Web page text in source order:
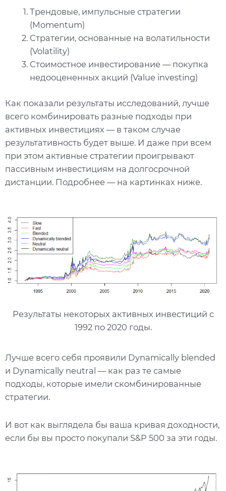
Трендовые, импульсные стратегии
(Momentum)
Стратегии, основанные на волатильности
(Volatility)
Стоимостное инвестирование — покупка
недооцененных акций (Value investing)
Как показали результаты исследований, лучше
всего комбинировать разные подходы при
активных инвестициях — в таком случае
результативность будет выше. И даже при всем
при этом активные стратегии проигрывают
пассивным инвестициям на долгосрочной
дистанции. Подробнее — на картинках ниже.
Результаты некоторых активных инвестиций с
1992 по 2020 годы.
Лучше всего себя проявили Dynamically blended
и Dynamically neutral — как раз те самые
подходы, которые имели скомбинированные
стратегии.
И вот как выглядела бы ваша кривая доходности,
если бы вы просто покупали S&P 500 за эти годы.